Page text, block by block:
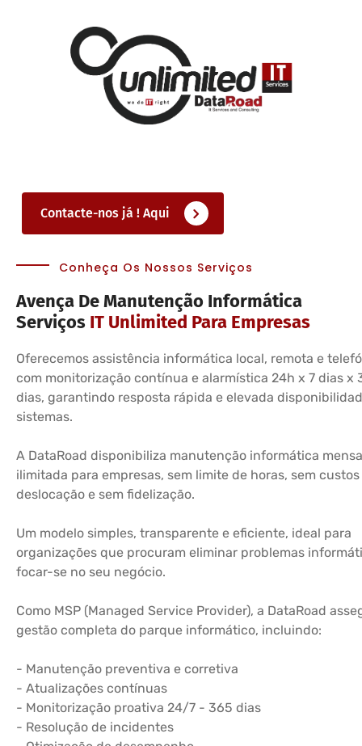
Contacte-nos já ! Aqui
Conheça Os Nossos Serviços
Avença De Manutenção Informática
Serviços IT Unlimited Para Empresas
Oferecemos assistência informática local, remota e
com monitorização contínua e alarmística 24h x 7 dias x
dias, garantindo resposta rápida e elevada
sistemas.
A DataRoad disponibiliza manutenção informática
ilimitada para empresas, sem limite de horas, sem
deslocação e sem fidelização.
Um modelo simples, transparente e eficiente, ideal para
organizações que procuram eliminar problemas
focar-se no seu negócio.
Como MSP (Managed Service Provider), a DataRoad
gestão completa do parque informático, incluindo:
- Manutenção preventiva e corretiva
- Atualizações contínuas
- Monitorização proativa 24/7 - 365 dias
- Resolução de incidentes